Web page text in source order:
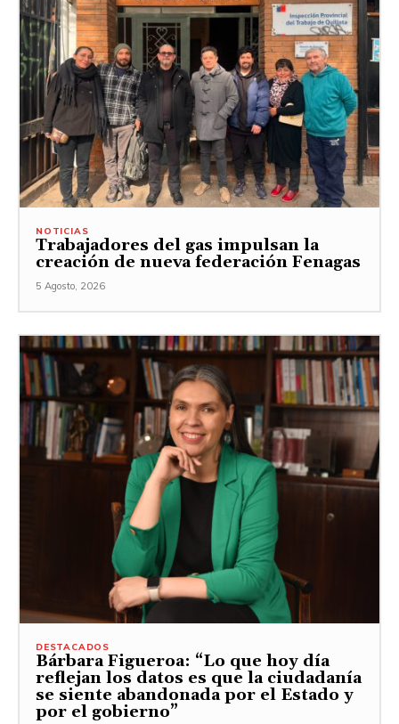
NOTICIAS
Trabajadores del gas impulsan la
creación de nueva federación Fenagas
5 Agosto, 2026
DESTACADOS
Bárbara Figueroa: “Lo que hoy día
reflejan los datos es que la ciudadanía
se siente abandonada por el Estado y
por el gobierno”